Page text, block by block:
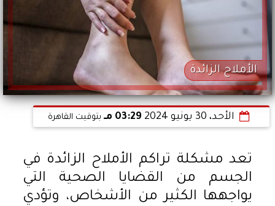
الأملاح الزائدة
الأحد، 30 يونيو 2024 03:29 مـ بتوقيت القاهرة
تعد مشكلة تراكم الأملاح الزائدة في
الجسم من القضايا الصحية التي
يواجهها الكثير من الأشخاص، وتؤدي